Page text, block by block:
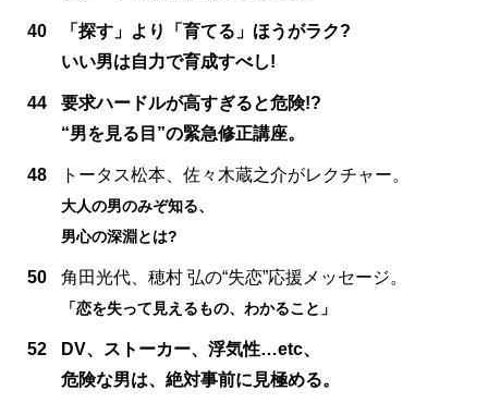
40
「探す」より「育てる」ほうがラク?
いい男は自力で育成すべし!
44
要求ハードルが高すぎると危険!?
“男を見る目”の緊急修正講座。
48 トータス松本、佐々木蔵之介がレクチャー。
大人の男のみぞ知る、
男心の深淵とは?
50 角田光代、穂村 弘の“失恋”応援メッセージ。
「恋を失って見えるもの、わかること」
52
DV、ストーカー、浮気性…etc、
危険な男は、絶対事前に見極める。